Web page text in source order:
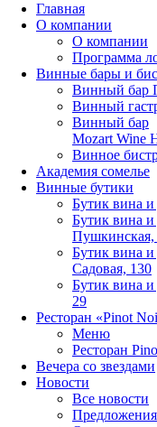
Главная
О компании
О компании
Программа
Винные бары и
Винный бар
Винный
Винный бар
Mozart Wine
Винное
Академия сомелье
Винные бутики
Бутик вина и
Бутик вина и
Пушкинская,
Бутик вина и
Садовая, 130
Бутик вина
29
Ресторан «Pinot
Меню
Ресторан
Вечера со звездами
Новости
Все новости
Предложения